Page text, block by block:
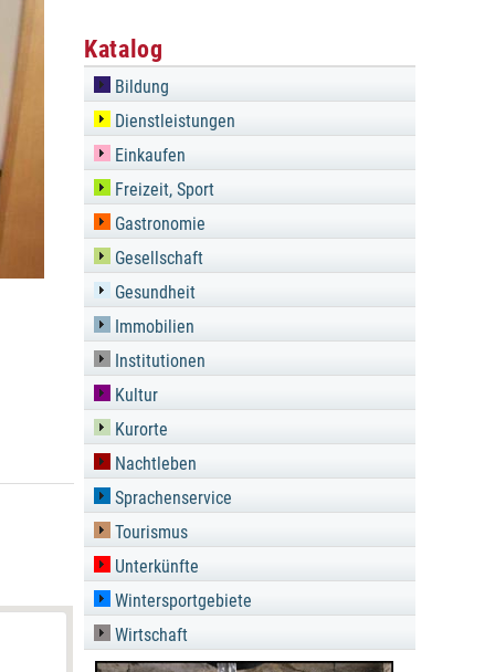
Katalog
Bildung
Dienstleistungen
Einkaufen
Freizeit, Sport
Gastronomie
Gesellschaft
Gesundheit
Immobilien
Institutionen
Kultur
Kurorte
Nachtleben
Sprachenservice
Tourismus
Unterkünfte
Wintersportgebiete
Wirtschaft